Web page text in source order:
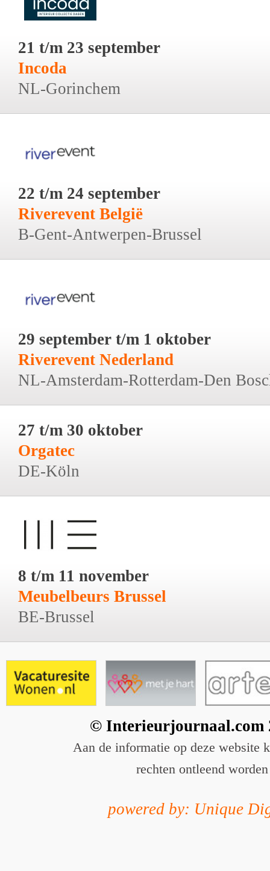
21 t/m 23 september
Incoda
NL-Gorinchem
22 t/m 24 september
Riverevent België
B-Gent-Antwerpen-Brussel
29 september t/m 1 oktober
Riverevent Nederland
NL-Amsterdam-Rotterdam-Den
27 t/m 30 oktober
Orgatec
DE-Köln
8 t/m 11 november
Meubelbeurs Brussel
BE-Brussel
© Interieurjournaal.com
Aan de informatie op deze website
rechten ontleend worden
powered by: Unique